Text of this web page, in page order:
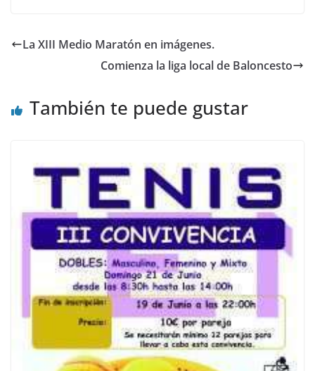
La XIII Medio Maratón en imágenes.
Comienza la liga local de Baloncesto
También te puede gustar